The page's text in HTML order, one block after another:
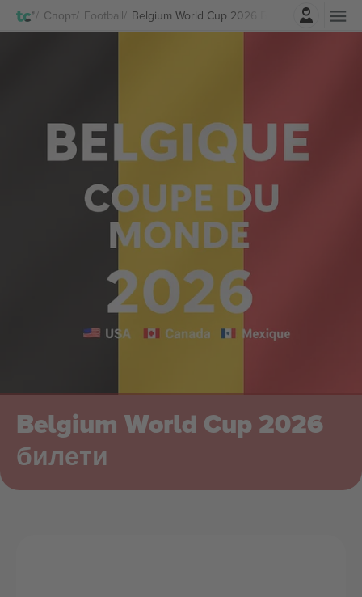
Спорт Football Belgium World Cup 2026 Билети
Најави се
Belgium World Cup 2026
билети